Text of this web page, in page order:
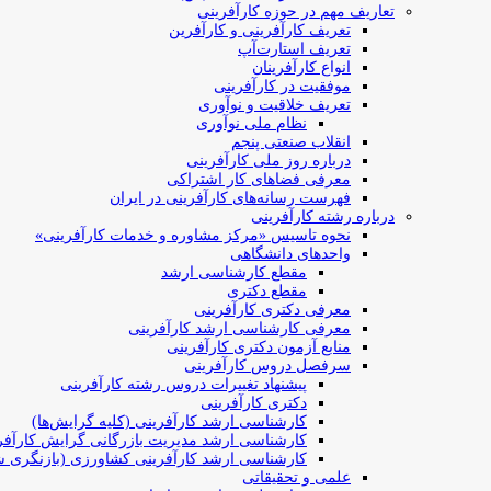
تعاریف مهم در حوزه کارآفرینی
تعریف کارآفرینی و کارآفرین
تعریف استارت‌آپ
انواع کارآفرینان
موفقیت در کارآفرینی
تعریف خلاقیت و نوآوری
نظام ملی نوآوری
انقلاب صنعتی پنجم
درباره روز ملی کارآفرینی
معرفی فضاهای کار اشتراکی
فهرست رسانه‌های کارآفرینی در ایران
درباره رشته کارآفرینی
نحوه تاسیس «مرکز مشاوره و خدمات کارآفرینی»
واحدهای دانشگاهی
مقطع کارشناسی ارشد
مقطع دکتری
معرفی دکتری کارآفرینی
معرفی کارشناسی ارشد کارآفرینی
منابع آزمون دکتری کارآفرینی
سرفصل دروس کارآفرینی
پیشنهاد تغییرات دروس رشته کارآفرینی
دکتری کارآفرینی
کارشناسی ارشد کارآفرینی (کلیه گرایش‌ها)
کارشناسی ارشد مدیریت بازرگانی گرایش
کارشناسی ارشد کارآفرینی کشاورزی (بازنگری
علمی و تحقیقاتی